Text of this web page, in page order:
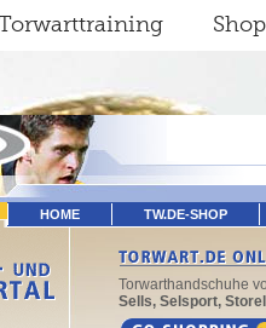
Shop
HOME TW.DE-SHOP
Torwarthandschuhe
Sells, Selsport,